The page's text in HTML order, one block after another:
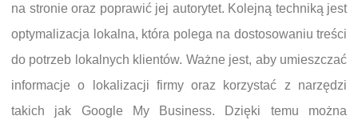
na stronie oraz poprawić jej autorytet. Kolejną techniką jest
optymalizacja lokalna, która polega na dostosowaniu treści
do potrzeb lokalnych klientów. Ważne jest, aby umieszczać
informacje o lokalizacji firmy oraz korzystać z narzędzi
takich jak Google My Business. Dzięki temu można